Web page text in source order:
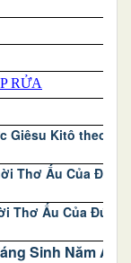
RỬA
Giêsu Kitô theo
Thơ Ấu Của Đức
Thơ Ấu Của Đức
Sinh Năm A